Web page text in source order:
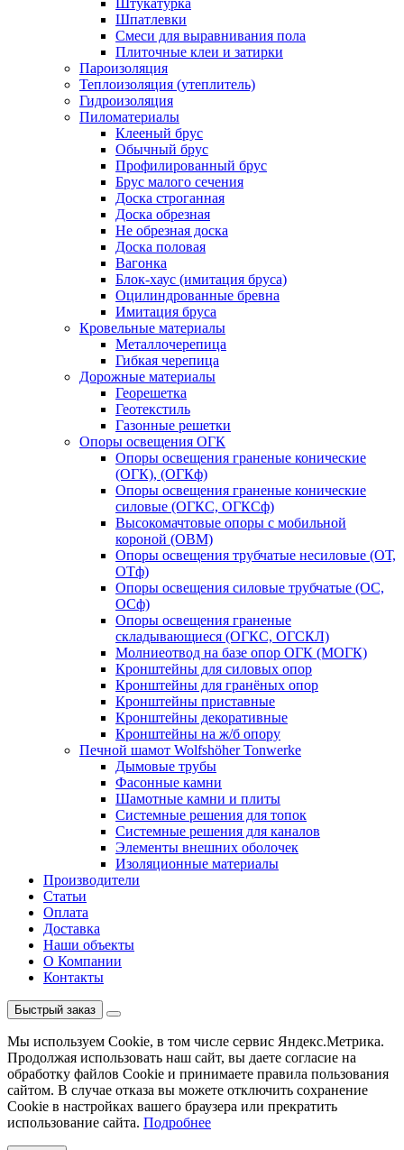
Шпатлевки
Смеси для выравнивания пола
Плиточные клеи и затирки
Пароизоляция
Теплоизоляция (утеплитель)
Гидроизоляция
Пиломатериалы
Клееный брус
Обычный брус
Профилированный брус
Брус малого сечения
Доска строганная
Доска обрезная
Не обрезная доска
Доска половая
Вагонка
Блок-хаус (имитация бруса)
Оцилиндрованные бревна
Имитация бруса
Кровельные материалы
Металлочерепица
Гибкая черепица
Дорожные материалы
Георешетка
Геотекстиль
Газонные решетки
Опоры освещения ОГК
Опоры освещения граненые конические
(ОГК), (ОГКф)
Опоры освещения граненые конические
силовые (ОГКС, ОГКСф)
Высокомачтовые опоры с мобильной
короной (ОВМ)
Опоры освещения трубчатые несиловые (ОТ,
ОТф)
Опоры освещения силовые трубчатые (ОС,
ОСф)
Опоры освещения граненые
складывающиеся (ОГКС, ОГСКЛ)
Молниеотвод на базе опор ОГК (МОГК)
Кронштейны для силовых опор
Кронштейны для гранёных опор
Кронштейны приставные
Кронштейны декоративные
Кронштейны на ж/б опору
Печной шамот Wolfshöher Tonwerke
Дымовые трубы
Фасонные камни
Шамотные камни и плиты
Системные решения для топок
Системные решения для каналов
Элементы внешних оболочек
Изоляционные материалы
Производители
Статьи
Оплата
Доставка
Наши объекты
О Компании
Контакты
Быстрый заказ
Мы используем Cookie, в том числе сервис Яндекс.Метрика.
Продолжая использовать наш сайт, вы даете согласие на
обработку файлов Cookie и принимаете правила пользования
сайтом. В случае отказа вы можете отключить сохранение
Cookie в настройках вашего браузера или прекратить
использование сайта. Подробнее